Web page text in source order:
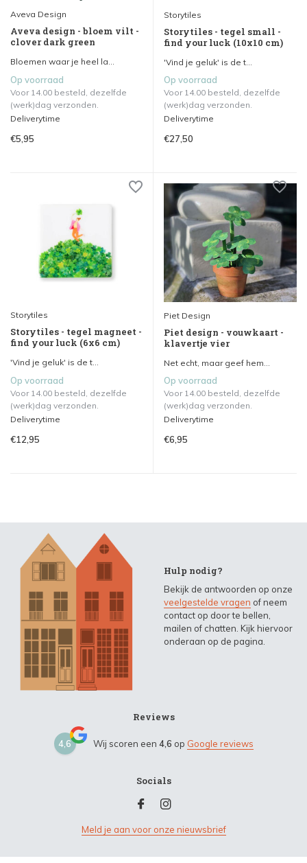
Aveva Design
Aveva design - bloem vilt -
clover dark green
Bloemen waar je heel la...
Op voorraad
Voor 14.00 besteld, dezelfde
(werk)dag verzonden.
Deliverytime
€5,95
Storytiles
Storytiles - tegel small -
find your luck (10x10 cm)
'Vind je geluk' is de t...
Op voorraad
Voor 14.00 besteld, dezelfde
(werk)dag verzonden.
Deliverytime
€27,50
Storytiles
Storytiles - tegel magneet -
find your luck (6x6 cm)
'Vind je geluk' is de t...
Op voorraad
Voor 14.00 besteld, dezelfde
(werk)dag verzonden.
Deliverytime
€12,95
Piet Design
Piet design - vouwkaart -
klavertje vier
Net echt, maar geef hem...
Op voorraad
Voor 14.00 besteld, dezelfde
(werk)dag verzonden.
Deliverytime
€6,95
Hulp nodig?
Bekijk de antwoorden op onze
veelgestelde vragen of neem
contact op door te bellen,
mailen of chatten. Kijk hiervoor
onderaan op de pagina.
Reviews
4,6 Wij scoren een 4,6 op Google reviews
Socials
Meld je aan voor onze nieuwsbrief